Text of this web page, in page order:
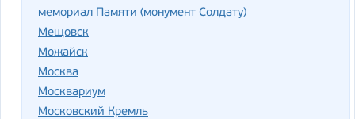
мемориал Памяти (монумент Солдату)
Мещовск
Можайск
Москва
Москвариум
Московский Кремль